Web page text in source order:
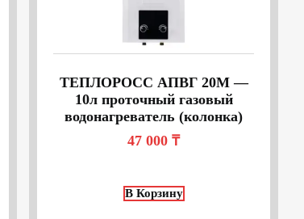
ТЕПЛОРОСС АПВГ 20M —
10л проточный газовый
водонагреватель (колонка)
47 000₸
В Корзину